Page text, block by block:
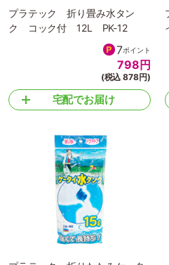
プラテック 折り畳み水タン
ク コック付 12L PK-12
7ポイント
798 円
(税込 878円)
宅配でお届け